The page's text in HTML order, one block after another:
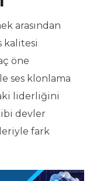
arasından
kalitesi
öne
ses klonlama
liderliğini
devler
fark